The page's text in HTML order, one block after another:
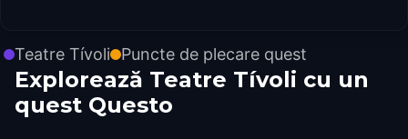
Teatre Tívoli Puncte de plecare quest
Explorează Teatre Tívoli cu un
quest Questo